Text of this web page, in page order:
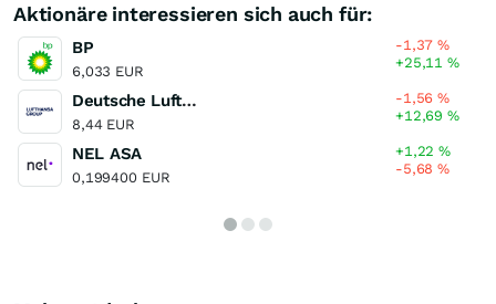
Aktionäre interessieren sich auch für:
BP
6,033 EUR
-1,37%
+25,11%
Deutsche Lufthansa
8,44 EUR
-1,56%
+12,69%
NEL ASA
0,199400 EUR
+1,22%
-5,68%